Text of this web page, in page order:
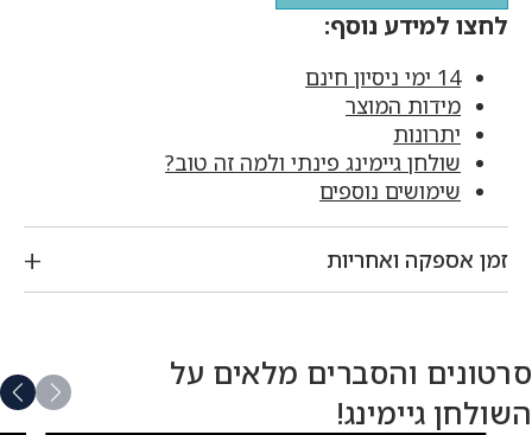
לחצו למידע נוסף:
14 ימי ניסיון חינם
מידות המוצר
יתרונות
שולחן גיימינג פינתי ולמה זה טוב?
שימושים נוספים
זמן אספקה ואחריות
סרטונים והסברים מלאים על
השולחן גיימינג!